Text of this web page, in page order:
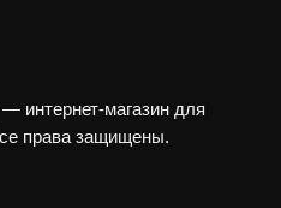
стажерами
занять на
зоосалоне